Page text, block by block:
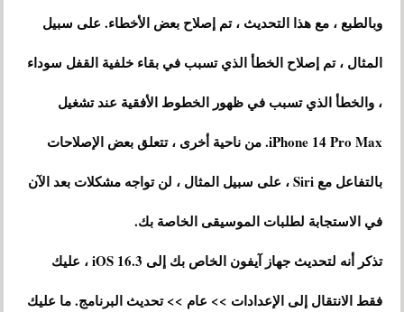
وبالطبع ، مع هذا التحديث ، تم إصلاح بعض الأخطاء. على سبيل
المثال ، تم إصلاح الخطأ الذي تسبب في بقاء خلفية القفل سوداء
، والخطأ الذي تسبب في ظهور الخطوط الأفقية عند تشغيل
iPhone 14 Pro Max. من ناحية أخرى ، تتعلق بعض الإصلاحات
بالتفاعل مع Siri ، على سبيل المثال ، لن تواجه مشكلات بعد الآن
في الاستجابة لطلبات الموسيقى الخاصة بك.
تذكر أنه لتحديث جهاز آيفون الخاص بك إلى iOS 16.3 ، عليك
فقط الانتقال إلى الإعدادات >> عام >> تحديث البرنامج. ما عليك